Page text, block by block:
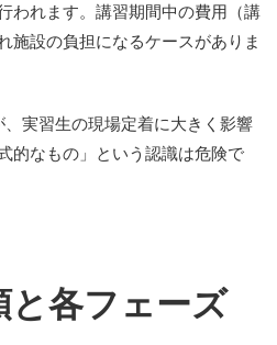
われます。講習期間中の費用（講
施設の負担になるケースがありま
、実習生の現場定着に大きく影響
的なもの」という認識は危険で
と各フェーズ